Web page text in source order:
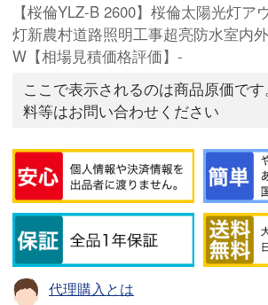
【桜倫YLZ-B 2600】桜倫太陽光灯ア
灯新農村道路照明工事超亮防水室内
W【相場見積価格評価】-
ここで表示されるのは商品原価で
料等はお問い合わせください
代理購入とは